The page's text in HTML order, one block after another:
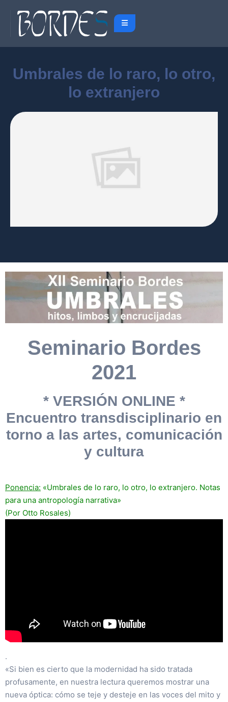
Umbrales de lo raro, lo otro,
lo extranjero
Seminario Bordes
2021
* VERSIÓN ONLINE *
Encuentro transdisciplinario en
torno a las artes, comunicación
y cultura
Ponencia: «Umbrales de lo raro, lo otro, lo extranjero. Notas
para una antropología narrativa»
(Por Otto Rosales)
.
«Si bien es cierto que la modernidad ha sido tratada
profusamente, en nuestra lectura queremos mostrar una
nueva óptica: cómo se teje y desteje en las voces del mito y